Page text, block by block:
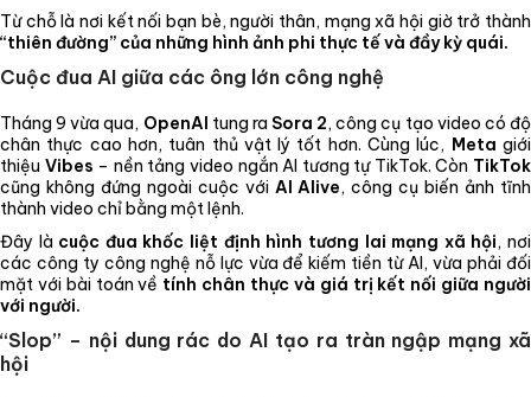
Từ chỗ là nơi kết nối bạn bè, người thân, mạng xã hội giờ trở thành
“thiên đường” của những hình ảnh phi thực tế và đầy kỳ quái.
Cuộc đua AI giữa các ông lớn công nghệ
Tháng 9 vừa qua, OpenAI tung ra Sora 2, công cụ tạo video có độ
chân thực cao hơn, tuân thủ vật lý tốt hơn. Cùng lúc, Meta giới
thiệu Vibes – nền tảng video ngắn AI tương tự TikTok. Còn TikTok
cũng không đứng ngoài cuộc với AI Alive, công cụ biến ảnh tĩnh
thành video chỉ bằng một lệnh.
Đây là cuộc đua khốc liệt định hình tương lai mạng xã hội, nơi
các công ty công nghệ nỗ lực vừa để kiếm tiền từ AI, vừa phải đối
mặt với bài toán về tính chân thực và giá trị kết nối giữa người
với người.
“Slop” – nội dung rác do AI tạo ra tràn ngập mạng xã
hội